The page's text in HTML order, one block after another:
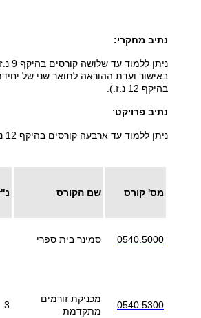
נתיב מחקרי:
ניתן
בהיקף 12 נ.ז.).
נתיב פרויקט:
ניתן ללמוד עד ארבעה קורסים בהיקף 12 נ.ז.
מס' קורס שם הקורס
0540.5000 סמינר בית ספרי
0540.5300
מכניקת זורמים
מתקדמת
3